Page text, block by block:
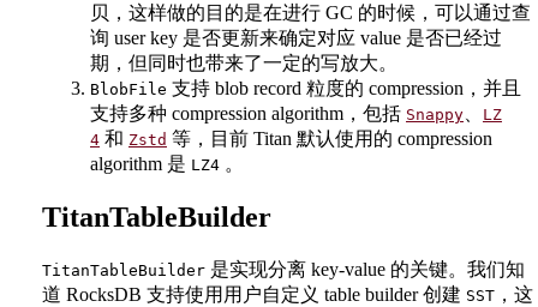
贝，这样做的目的是在进行 GC 的时候，可以通过查
询 user key 是否更新来确定对应 value 是否已经过
期，但同时也带来了一定的写放大。
BlobFile 支持 blob record 粒度的 compression，并且
支持多种 compression algorithm，包括 Snappy
LZ
4 和 Zstd 等，目前 Titan 默认使用的 compression
algorithm 是 LZ4 。
TitanTableBuilder
TitanTableBuilder 是实现分离 key-value 的关键。我们知
道 RocksDB 支持使用用户自定义 table builder 创建 SST ，这